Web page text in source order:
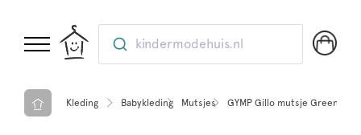
kindermodehuis.nl
Kleding Babykleding Mutsjes GYMP Gillo mutsje Green